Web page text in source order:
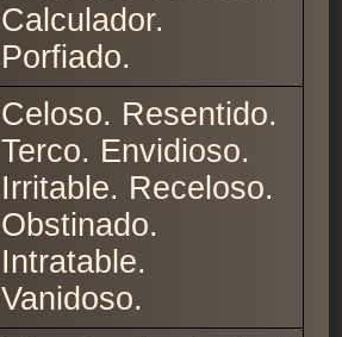
Calculador.
Porfiado.
Celoso. Resentido.
Terco. Envidioso.
Irritable. Receloso.
Obstinado.
Intratable.
Vanidoso.